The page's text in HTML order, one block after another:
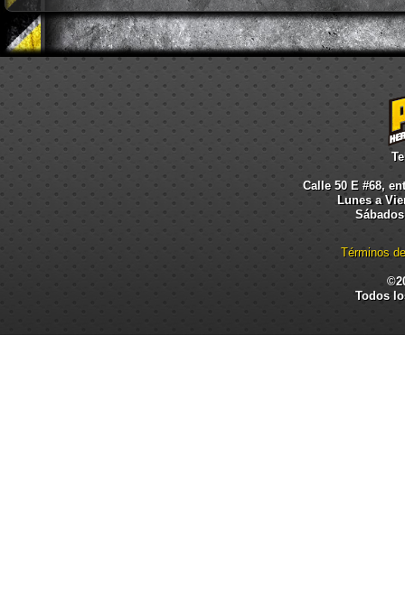
Calle 50 E #68,
Lunes a
Términos
Todos